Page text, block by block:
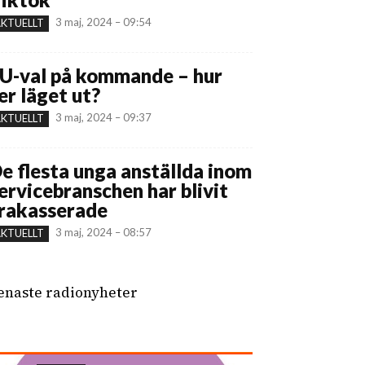
3 maj, 2024 – 09:54
val på kommande – hur
läget ut?
3 maj, 2024 – 09:37
flesta unga anställda inom
har blivit
3 maj, 2024 – 08:57
radionyheter